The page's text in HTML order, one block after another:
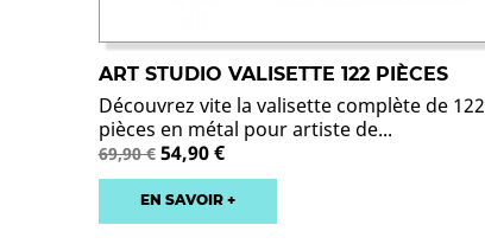
ART STUDIO VALISETTE 122 PIÈCES
Découvrez vite la valisette complète de 122
pièces en métal pour artiste de...
Prix
de
base
69,90 € 54,90 €
EN SAVOIR +